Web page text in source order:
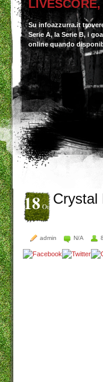
Su infoazzurra.it
Serie A, la Serie B, i
online quando
18Ott Crystal
admin N/A